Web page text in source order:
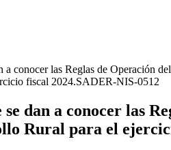
conocer las Reglas de Operación
fiscal 2024.SADER-NIS-0512
dan a conocer las
Rural para el